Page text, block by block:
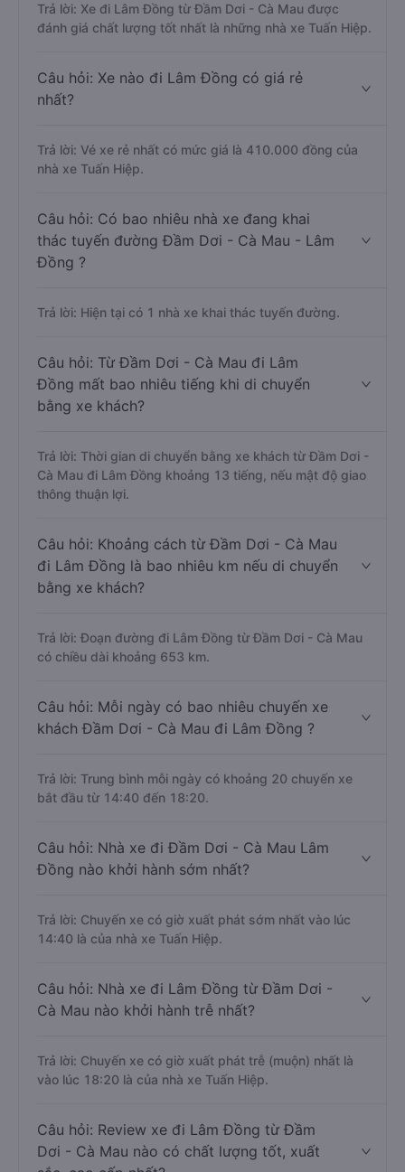
Trả lời: Xe đi Lâm Đồng từ Đầm Dơi - Cà Mau được
đánh giá chất lượng tốt nhất là những nhà xe Tuấn Hiệp.
Câu hỏi: Xe nào đi Lâm Đồng có giá rẻ
nhất?
Trả lời: Vé xe rẻ nhất có mức giá là 410.000 đồng của
nhà xe Tuấn Hiệp.
Câu hỏi: Có bao nhiêu nhà xe đang khai
thác tuyến đường Đầm Dơi - Cà Mau - Lâm
Đồng ?
Trả lời: Hiện tại có 1 nhà xe khai thác tuyến đường.
Câu hỏi: Từ Đầm Dơi - Cà Mau đi Lâm
Đồng mất bao nhiêu tiếng khi di chuyển
bằng xe khách?
Trả lời: Thời gian di chuyển bằng xe khách từ Đầm Dơi -
Cà Mau đi Lâm Đồng khoảng 13 tiếng, nếu mật độ giao
thông thuận lợi.
Câu hỏi: Khoảng cách từ Đầm Dơi - Cà Mau
đi Lâm Đồng là bao nhiêu km nếu di chuyển
bằng xe khách?
Trả lời: Đoạn đường đi Lâm Đồng từ Đầm Dơi - Cà Mau
có chiều dài khoảng 653 km.
Câu hỏi: Mỗi ngày có bao nhiêu chuyến xe
khách Đầm Dơi - Cà Mau đi Lâm Đồng ?
Trả lời: Trung bình mỗi ngày có khoảng 20 chuyến xe
bắt đầu từ 14:40 đến 18:20.
Câu hỏi: Nhà xe đi Đầm Dơi - Cà Mau Lâm
Đồng nào khởi hành sớm nhất?
Trả lời: Chuyến xe có giờ xuất phát sớm nhất vào lúc
14:40 là của nhà xe Tuấn Hiệp.
Câu hỏi: Nhà xe đi Lâm Đồng từ Đầm Dơi -
Cà Mau nào khởi hành trễ nhất?
Trả lời: Chuyến xe có giờ xuất phát trễ (muộn) nhất là
vào lúc 18:20 là của nhà xe Tuấn Hiệp.
Câu hỏi: Review xe đi Lâm Đồng từ Đầm
Dơi - Cà Mau nào có chất lượng tốt, xuất